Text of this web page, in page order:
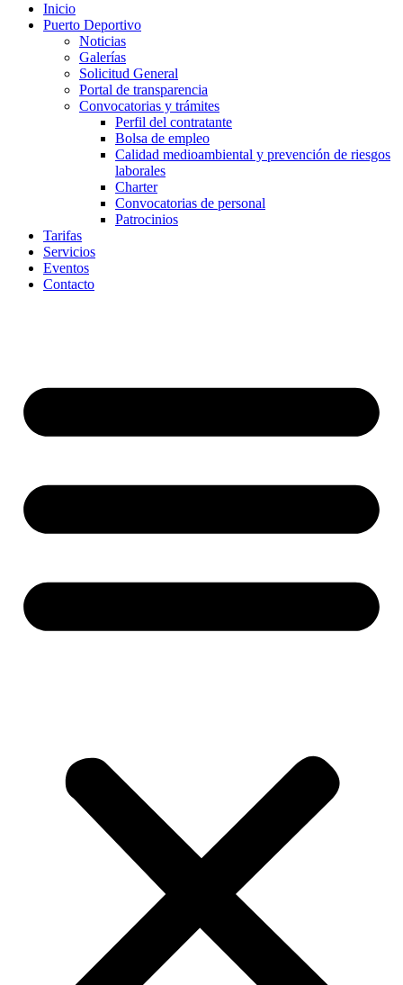
Inicio
Puerto Deportivo
Noticias
Galerías
Solicitud General
Portal de transparencia
Convocatorias y trámites
Perfil del contratante
Bolsa de empleo
Calidad medioambiental y prevención de riesgos
laborales
Charter
Convocatorias de personal
Patrocinios
Tarifas
Servicios
Eventos
Contacto